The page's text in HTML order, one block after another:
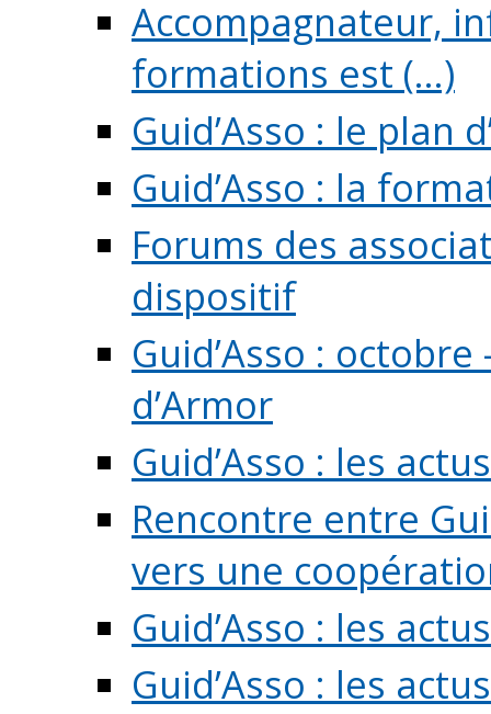
Accompagnateur,
formations est (...)
Guid’Asso : le plan
Guid’Asso : la
Forums des
dispositif
Guid’Asso :
d’Armor
Guid’Asso : les
Rencontre entre
vers une
Guid’Asso : les
Guid’Asso : les